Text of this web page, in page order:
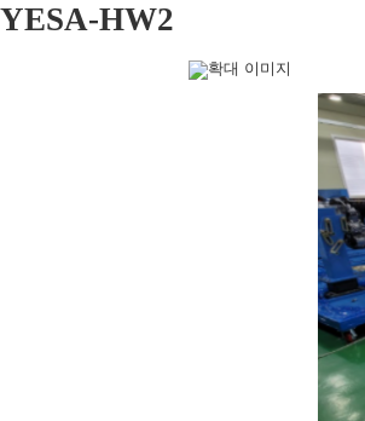
YESA-HW2